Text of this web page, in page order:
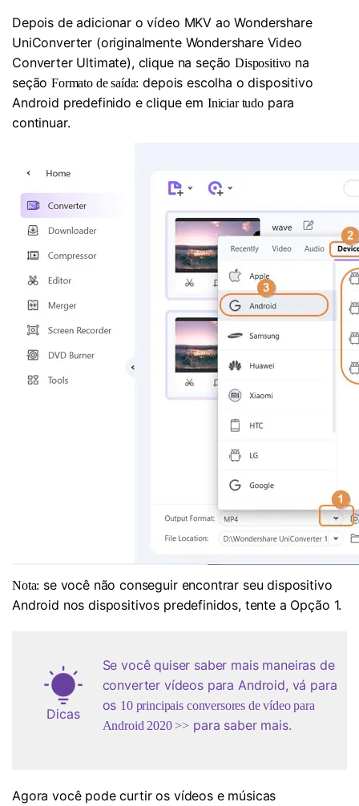
Depois de adicionar o vídeo MKV ao Wondershare
UniConverter (originalmente Wondershare Video
Converter Ultimate), clique na seçãoDispositivo na
seçãoFormato de saída: depois escolha o dispositivo
Android predefinido e clique em Iniciar tudopara
continuar.
Nota: se você não conseguir encontrar seu dispositivo
Android nos dispositivos predefinidos, tente a Opção 1.
Dicas
Se você quiser saber mais maneiras de
converter vídeos para Android, vá para
os 10 principais conversores de vídeo para
Android 2020 >> para saber mais.
Agora você pode curtir os vídeos e músicas